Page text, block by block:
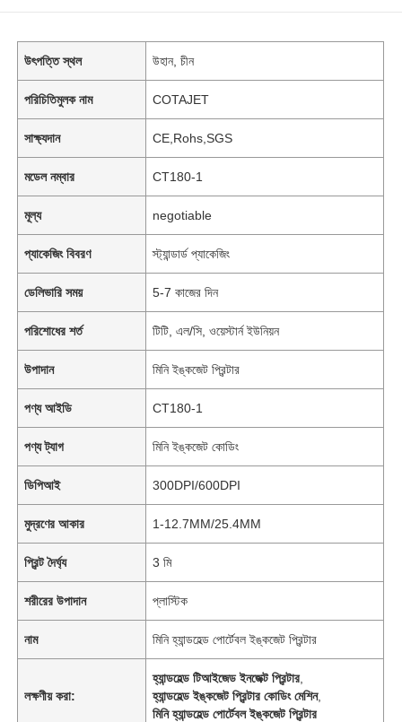
উৎপত্তি স্থল উহান, চীন
পরিচিতিমুলক নাম COTAJET
সাক্ষ্যদান CE,Rohs,SGS
মডেল নম্বার CT180-1
মূল্য negotiable
প্যাকেজিং বিবরণ স্ট্যান্ডার্ড প্যাকেজিং
ডেলিভারি সময় 5-7 কাজের দিন
পরিশোধের শর্ত টিটি, এল/সি, ওয়েস্টার্ন ইউনিয়ন
উপাদান মিনি ইঙ্কজেট প্রিন্টার
পণ্য আইডি CT180-1
পণ্য ট্যাগ মিনি ইঙ্কজেট কোডিং
ডিপিআই 300DPI/600DPI
মুদ্রণের আকার 1-12.7MM/25.4MM
প্রিন্ট দৈর্ঘ্য 3 মি
শরীরের উপাদান প্লাস্টিক
নাম মিনি হ্যান্ডহেল্ড পোর্টেবল ইঙ্কজেট প্রিন্টার
লক্ষণীয় করা:
হ্যান্ডহেল্ড টিআইজেড ইনজেক্ট প্রিন্টার,
হ্যান্ডহেল্ড ইঙ্কজেট প্রিন্টার কোডিং মেশিন,
মিনি হ্যান্ডহেল্ড পোর্টেবল ইঙ্কজেট প্রিন্টার